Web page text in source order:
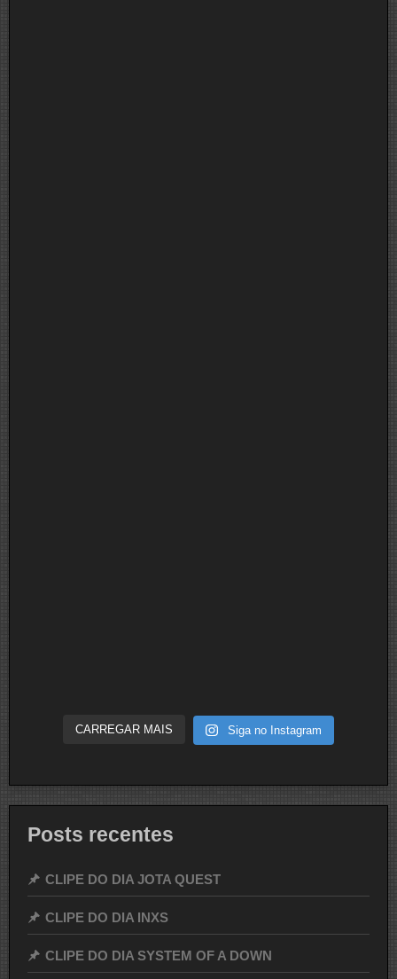
CARREGAR MAIS Siga no Instagram
Posts recentes
CLIPE DO DIA JOTA QUEST
CLIPE DO DIA INXS
CLIPE DO DIA SYSTEM OF A DOWN